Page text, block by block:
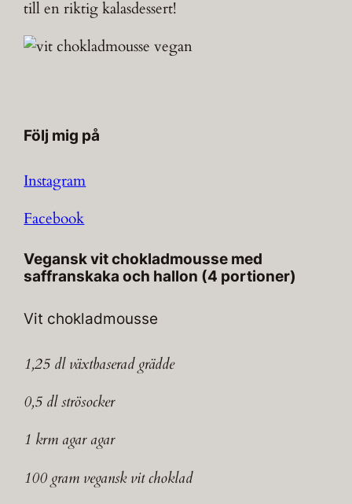
till en riktig kalasdessert!
Följ mig på
Instagram
Facebook
Vegansk vit chokladmousse med
saffranskaka och hallon (4 portioner)
Vit chokladmousse
1,25 dl växtbaserad grädde
0,5 dl strösocker
1 krm agar agar
100 gram vegansk vit choklad